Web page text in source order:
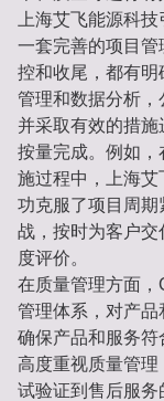
上海艾飞能源科
一套完善的项目
控和收尾，都有
管理和数据分析，
并采取有效的措施
按量完成。例如
施过程中，上海
功克服了项目周
战，按时为客户
度评价。
在质量管理方面
管理体系，对产品
确保产品和服务
高度重视质量管理
试验证到售后服